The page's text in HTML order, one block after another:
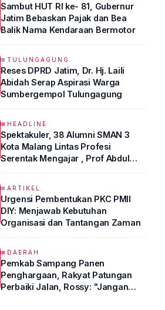
Sambut HUT RI ke- 81, Gubernur
Jatim Bebaskan Pajak dan Bea
Balik Nama Kendaraan Bermotor
TULUNGAGUNG
Reses DPRD Jatim, Dr. Hj. Laili
Abidah Serap Aspirasi Warga
Sumbergempol Tulungagung
HEADLINE
Spektakuler, 38 Alumni SMAN 3
Kota Malang Lintas Profesi
Serentak Mengajar , Prof Abdul
ARTIKEL
Urgensi Pembentukan PKC PMII
DIY: Menjawab Kebutuhan
Organisasi dan Tantangan Zaman
DAERAH
Pemkab Sampang Panen
Penghargaan, Rakyat Patungan
Perbaiki Jalan, Rossy: "Jangan